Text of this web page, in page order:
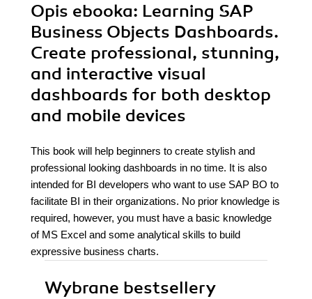
Opis ebooka: Learning SAP
Business Objects Dashboards.
Create professional, stunning,
and interactive visual
dashboards for both desktop
and mobile devices
This book will help beginners to create stylish and
professional looking dashboards in no time. It is also
intended for BI developers who want to use SAP BO to
facilitate BI in their organizations. No prior knowledge is
required, however, you must have a basic knowledge
of MS Excel and some analytical skills to build
expressive business charts.
Wybrane bestsellery